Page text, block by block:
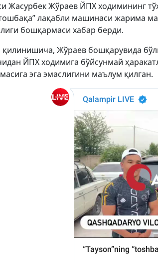
Жасурбек Жўраев ЙПХ ходимининг
лақабли машинаси жарима
бошқармаси хабар берди.
Жўраев бошқарувида
ЙПХ ходимига бўйсунмай
эга эмаслигини маълум қилган.